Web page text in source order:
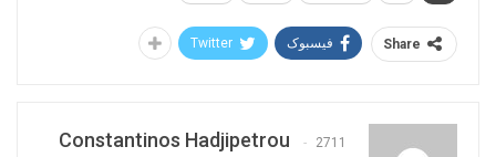
به تازگی نسبت به آن واکنش برگشتی داشته است. در
بودن نزول قیمت در کوتاه مدت احتمال بالایی در
Share فیسبوک Twitter
Constantinos Hadjipetrou 2711